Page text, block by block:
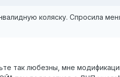
коляску. Спросила
так любезны, мне